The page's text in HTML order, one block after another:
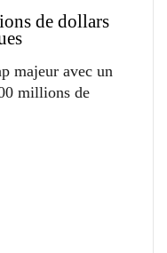
de dollars
majeur avec un
millions de